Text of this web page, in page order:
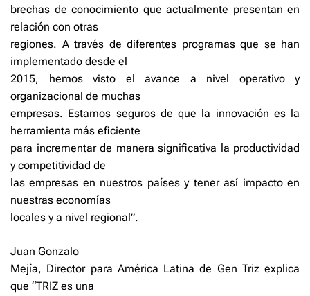
brechas de conocimiento que actualmente presentan en
relación con otras
regiones. A través de diferentes programas que se han
implementado desde el
2015, hemos visto el avance a nivel operativo y
organizacional de muchas
empresas. Estamos seguros de que la innovación es la
herramienta más eficiente
para incrementar de manera significativa la productividad
y competitividad de
las empresas en nuestros países y tener así impacto en
nuestras economías
locales y a nivel regional”.
Juan Gonzalo
Mejía, Director para América Latina de Gen Triz explica
que “TRIZ es una